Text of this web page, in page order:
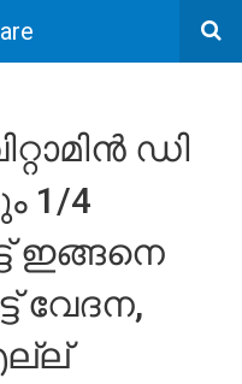
ഡി
1/4
വേദന,